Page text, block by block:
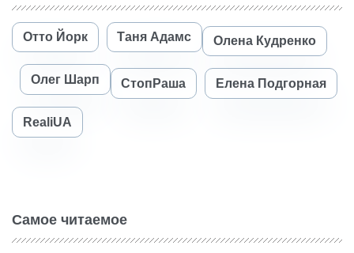
Отто Йорк Таня Адамс Олена Кудренко
Олег Шарп СтопРаша Елена Подгорная
RealiUA
Самое читаемое